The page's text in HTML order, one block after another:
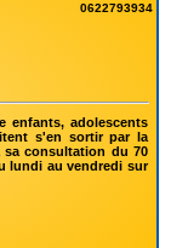
0622793934
enfants, adolescents
s'en sortir par la
sa consultation du 70
lundi au vendredi sur